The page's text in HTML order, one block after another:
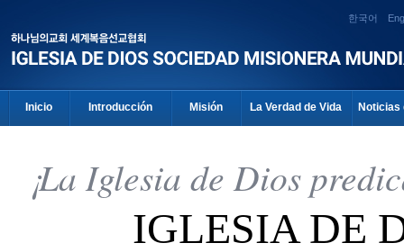
한국어
Inicio Introducción Misión La Verdad de Vida Noticias
¡La Iglesia de Dios
IGLESIA DE